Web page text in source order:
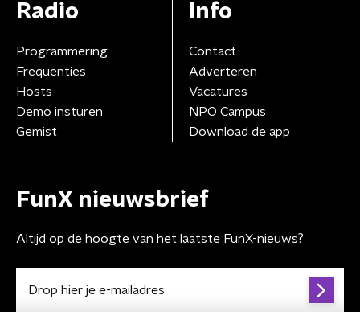
Radio
Programmering
Frequenties
Hosts
Demo insturen
Gemist
Info
Contact
Adverteren
Vacatures
NPO Campus
Download de app
FunX nieuwsbrief
Altijd op de hoogte van het laatste FunX-nieuws?